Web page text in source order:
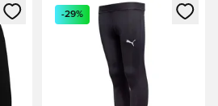
vagy a tagként
Megnyit egy modált a
-29%